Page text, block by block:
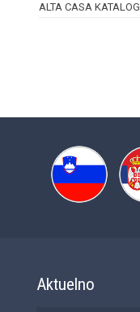
ALTA CASA KATALOG
Aktuelno